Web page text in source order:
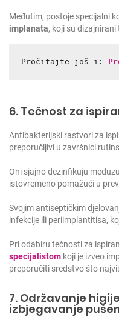
Međutim, postoje specijalni
implanata, koji su
Pročitajte još i:
6. Tečnost za
Antibakterijski rastvori za
preporučljivi u završnici
Oni sjajno dezinfikuju
istovremeno pomažući u
Svojim antiseptičkim
infekcije ili periimplantitisa,
Pri odabiru tečnosti za
specijalistom koji je izveo
preporučiti sredstvo što
7. Održavanje
izbjegavanje